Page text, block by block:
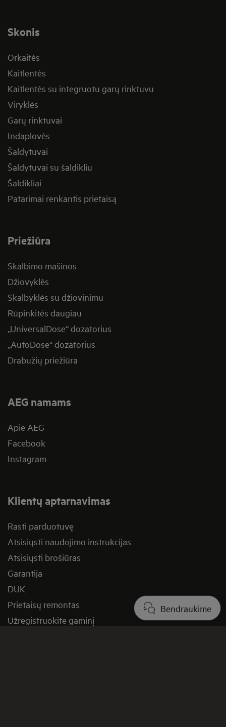
Bendraukime
Skonis
Orkaitės
Kaitlentės
Kaitlentės su integruotu garų rinktuvu
Viryklės
Garų rinktuvai
Indaplovės
Šaldytuvai
Šaldytuvai su šaldikliu
Šaldikliai
Patarimai renkantis prietaisą
Priežiūra
Skalbimo mašinos
Džiovyklės
Skalbyklės su džiovinimu
Rūpinkitės daugiau
„UniversalDose“ dozatorius
„AutoDose“ dozatorius
Drabužių priežiūra
AEG namams
Apie AEG
Facebook
Instagram
Klientų aptarnavimas
Rasti parduotuvę
Atsisiųsti naudojimo instrukcijas
Atsisiųsti brošiūras
Garantija
DUK
Prietaisų remontas
Užregistruokite gaminį